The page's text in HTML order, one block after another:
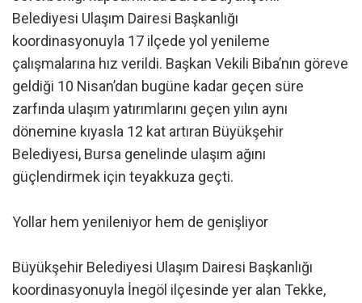
Belediyesi Ulaşım Dairesi Başkanlığı
koordinasyonuyla 17 ilçede yol yenileme
çalışmalarına hız verildi. Başkan Vekili Biba’nın göreve
geldiği 10 Nisan’dan bugüne kadar geçen süre
zarfında ulaşım yatırımlarını geçen yılın aynı
dönemine kıyasla 12 kat artıran Büyükşehir
Belediyesi, Bursa genelinde ulaşım ağını
güçlendirmek için teyakkuza geçti.
Yollar hem yenileniyor hem de genişliyor
Büyükşehir Belediyesi Ulaşım Dairesi Başkanlığı
koordinasyonuyla İnegöl ilçesinde yer alan Tekke,